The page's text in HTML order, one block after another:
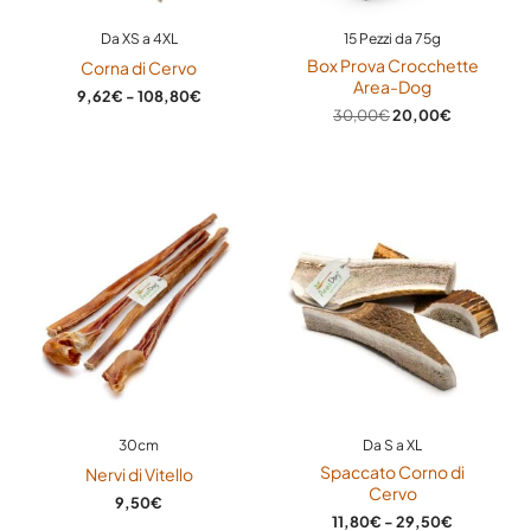
Conservazione
Si conserva a temperatura ambiente in luogo fresco e
asciutto.
Da XS a 4XL
Corna di Cervo
9,62€ -108,80€
15 Pezzi da 75g
Box Prova Crocchette
Area-Dog
30,00€20,00€
30cm
Nervi di Vitello
9,50€
Da S a XL
Spaccato Corno di
Cervo
11,80€ -29,50€
da
11,80€
a
29,50€